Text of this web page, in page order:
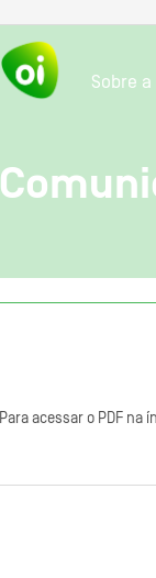
Sobre a
Para acessar o PDF na